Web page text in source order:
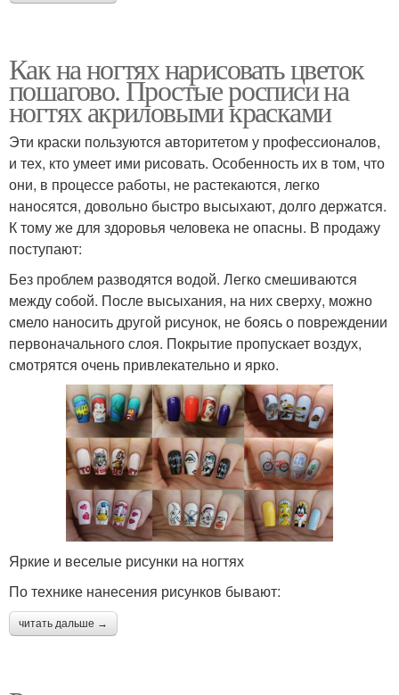
Как на ногтях нарисовать цветок
пошагово. Простые росписи на
ногтях акриловыми красками
Эти краски пользуются авторитетом у профессионалов,
и тех, кто умеет ими рисовать. Особенность их в том, что
они, в процессе работы, не растекаются, легко
наносятся, довольно быстро высыхают, долго держатся.
К тому же для здоровья человека не опасны. В продажу
поступают:
Без проблем разводятся водой. Легко смешиваются
между собой. После высыхания, на них сверху, можно
смело наносить другой рисунок, не боясь о повреждении
первоначального слоя. Покрытие пропускает воздух,
смотрятся очень привлекательно и ярко.
Яркие и веселые рисунки на ногтях
По технике нанесения рисунков бывают:
читать дальше →